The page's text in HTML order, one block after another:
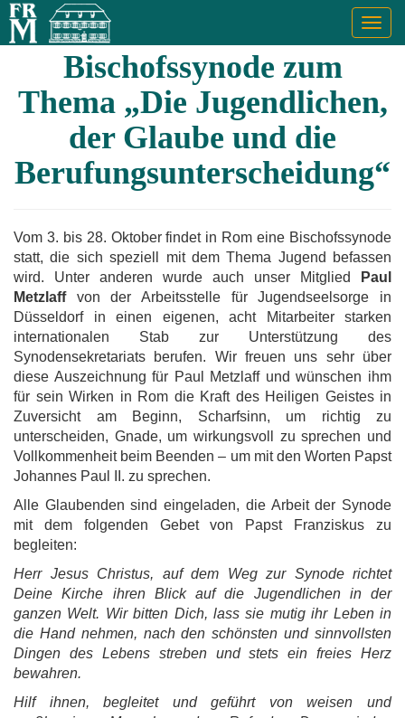
Bischofssynode zum
Thema „Die Jugendlichen,
der Glaube und die
Berufungsunterscheidung“
Vom 3. bis 28. Oktober findet in Rom eine Bischofssynode
statt, die sich speziell mit dem Thema Jugend befassen
wird. Unter anderen wurde auch unser Mitglied
Paul
Metzlaffvon der Arbeitsstelle für Jugendseelsorge in
Düsseldorf in einen eigenen, acht Mitarbeiter starken
internationalen Stab zur Unterstützung des
Synodensekretariats berufen. Wir freuen uns sehr über
diese Auszeichnung für Paul Metzlaff und wünschen ihm
für sein Wirken in Rom die Kraft des Heiligen Geistes in
Zuversicht am Beginn, Scharfsinn, um richtig zu
unterscheiden, Gnade, um wirkungsvoll zu sprechen und
Vollkommenheit beim Beenden – um mit den Worten Papst
Johannes Paul II. zu sprechen.
Alle Glaubenden sind eingeladen, die Arbeit der Synode
mit dem folgenden Gebet von Papst Franziskus zu
begleiten:
Herr Jesus Christus, auf dem Weg zur Synode richtet
Deine Kirche ihren Blick auf die Jugendlichen in der
ganzen Welt. Wir bitten Dich, lass sie mutig ihr Leben in
die Hand nehmen, nach den schönsten und sinnvollsten
Dingen des Lebens streben und stets ein freies Herz
bewahren.
Hilf ihnen, begleitet und geführt von weisen und